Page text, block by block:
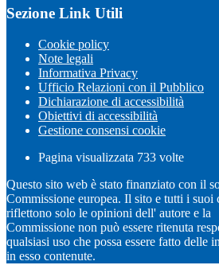
Sezione Link Utili
Cookie policy
Note legali
Informativa Privacy
Ufficio Relazioni con il Pubblico
Dichiarazione di accessibilità
Obiettivi di accessibilità
Gestione consensi cookie
Pagina visualizzata 733 volte
Questo sito web è stato finanziato con il
Commissione europea. Il sito e tutti i suoi
riflettono solo le opinioni dell' autore e la
Commissione non può essere ritenuta
qualsiasi uso che possa essere fatto delle
in esso contenute.